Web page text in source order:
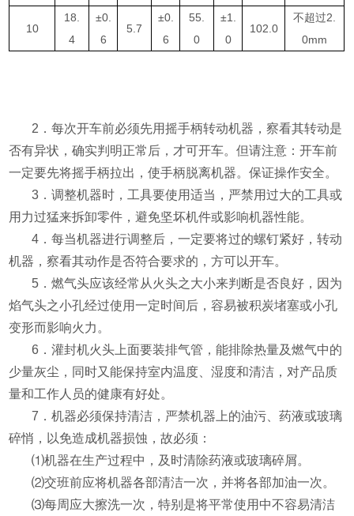
10
18.
4
±0.
6
5.7
±0.
6
55.
0
±1.
0
102.0
不超过2.
0mm
2 ．每次开车前必须先用摇手柄转动机器，察看其转动是
否有异状，确实判明正常后，才可开车。但请注意：开车前
一定要先将摇手柄拉出，使手柄脱离机器。保证操作安全。
3 ．调整机器时，工具要使用适当，严禁用过大的工具或
用力过猛来拆卸零件，避免坚坏机件或影响机器性能。
4 ．每当机器进行调整后，一定要将过的螺钉紧好，转动
机器，察看其动作是否符合要求的，方可以开车。
5 ．燃气头应该经常从火头之大小来判断是否良好，因为
焰气头之小孔经过使用一定时间后，容易被积炭堵塞或小孔
变形而影响火力。
6 ．灌封机火头上面要装排气管，能排除热量及燃气中的
少量灰尘，同时又能保持室内温度、湿度和清洁，对产品质
量和工作人员的健康有好处。
7 ．机器必须保持清洁，严禁机器上的油污、药液或玻璃
碎悄，以免造成机器损蚀，故必须：
⑴机器在生产过程中，及时清除药液或玻璃碎屑。
⑵交班前应将机器各部清洁一次，并将各部加油一次。
⑶每周应大擦洗一次，特别是将平常使用中不容易清洁